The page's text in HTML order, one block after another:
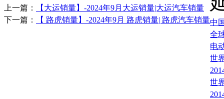
上一篇：
【大运销量】-2024年9月大运销量|大运汽车销量
下一篇：
【 路虎销量】-2024年9月 路虎销量| 路虎汽车销量中
全
电
世
世